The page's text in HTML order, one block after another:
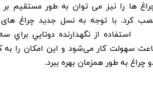
ها را نیز می‌ توان به طور مستقیم بر
کرد. با توجه به نسل جدید چراغ های
استفاده از نگهدارنده دوتايي براي
سهولت کار می‌شود و این امکان را به
چراغ به طور همزمان بهره ببرد.